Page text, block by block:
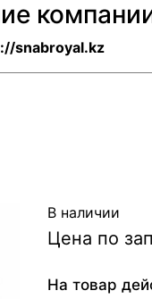
snabroyal.kz
В наличии
Цена по
На товар